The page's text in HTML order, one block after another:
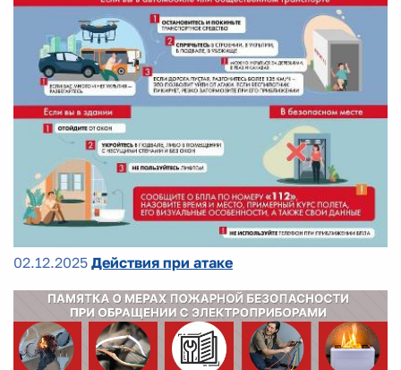
02.12.2025 Действия при атаке